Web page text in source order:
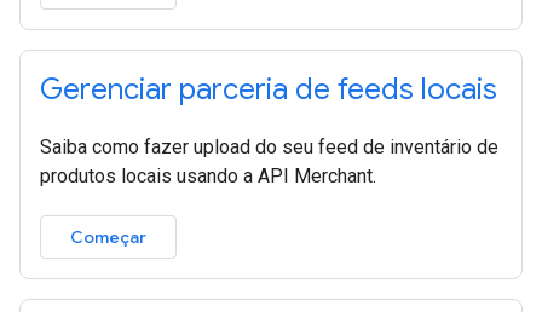
Gerenciar parceria de feeds locais
Saiba como fazer upload do seu feed de inventário de
produtos locais usando a API Merchant.
Começar